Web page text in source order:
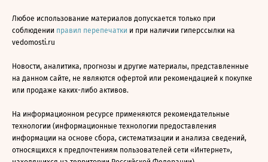
Любое использование материалов допускается только при
соблюдении правил перепечатки и при наличии гиперссылки на
vedomosti.ru
Новости, аналитика, прогнозы и другие материалы, представленные
на данном сайте, не являются офертой или рекомендацией к покупке
или продаже каких-либо активов.
На информационном ресурсе применяются рекомендательные
технологии (информационные технологии предоставления
информации на основе сбора, систематизации и анализа сведений,
относящихся к предпочтениям пользователей сети «Интернет»,